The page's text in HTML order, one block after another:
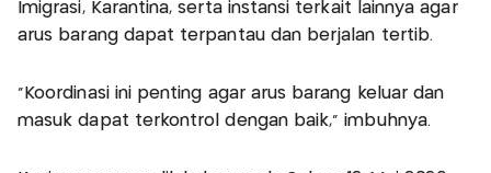
Imigrasi, Karantina, serta instansi terkait lainnya agar
arus barang dapat terpantau dan berjalan tertib.
“Koordinasi ini penting agar arus barang keluar dan
masuk dapat terkontrol dengan baik,” imbuhnya.